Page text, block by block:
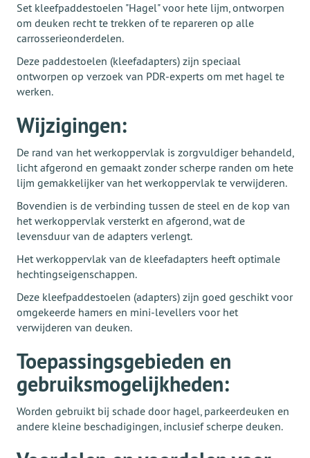
Set kleefpaddestoelen "Hagel" voor hete lijm, ontworpen
om deuken recht te trekken of te repareren op alle
carrosserieonderdelen.
Deze paddestoelen (kleefadapters) zijn speciaal
ontworpen op verzoek van PDR-experts om met hagel te
werken.
Wijzigingen:
De rand van het werkoppervlak is zorgvuldiger behandeld,
licht afgerond en gemaakt zonder scherpe randen om hete
lijm gemakkelijker van het werkoppervlak te verwijderen.
Bovendien is de verbinding tussen de steel en de kop van
het werkoppervlak versterkt en afgerond, wat de
levensduur van de adapters verlengt.
Het werkoppervlak van de kleefadapters heeft optimale
hechtingseigenschappen.
Deze kleefpaddestoelen (adapters) zijn goed geschikt voor
omgekeerde hamers en mini-levellers voor het
verwijderen van deuken.
Toepassingsgebieden en
gebruiksmogelijkheden:
Worden gebruikt bij schade door hagel, parkeerdeuken en
andere kleine beschadigingen, inclusief scherpe deuken.